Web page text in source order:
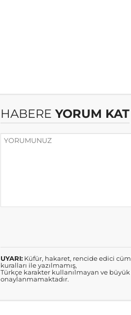
HABERE YORUM KAT
UYARI: Küfür, hakaret, rencide edici
kuralları ile yazılmamış,
Türkçe karakter kullanılmayan ve
onaylanmamaktadır.